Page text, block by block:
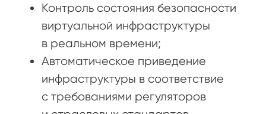
Контроль состояния безопасности
виртуальной инфраструктуры
в реальном времени;
Автоматическое приведение
инфраструктуры в соответствие
с требованиями регуляторов